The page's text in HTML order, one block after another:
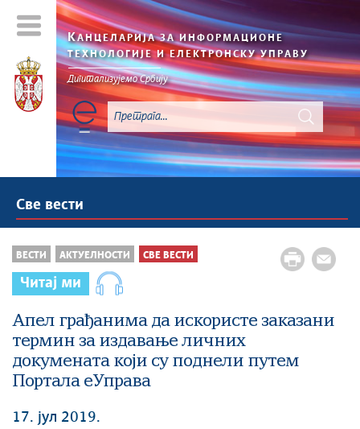
КАНЦЕЛАРИЈА ЗА ИНФОРМАЦИОНЕ
ТЕХНОЛОГИЈЕ И ЕЛЕКТРОНСКУ УПРАВУ
Дигитализујемо Србију
Све вести
ВЕСТИ АКТУЕЛНОСТИ СВЕ ВЕСТИ
Читај ми
Апел грађанима да искористе заказани
термин за издавање личних
докумената који су поднели путем
Портала еУправа
17. јул 2019.